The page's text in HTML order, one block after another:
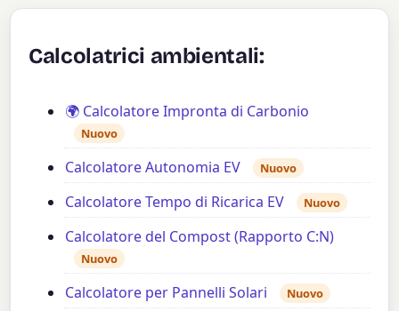
Calcolatrici ambientali:
🌍 Calcolatore Impronta di Carbonio
Nuovo
Calcolatore Autonomia EV Nuovo
Calcolatore Tempo di Ricarica EV Nuovo
Calcolatore del Compost (Rapporto C:N)
Nuovo
Calcolatore per Pannelli Solari Nuovo